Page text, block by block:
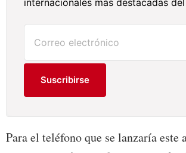
Suscribirse
Para el teléfono que se lanzaría este